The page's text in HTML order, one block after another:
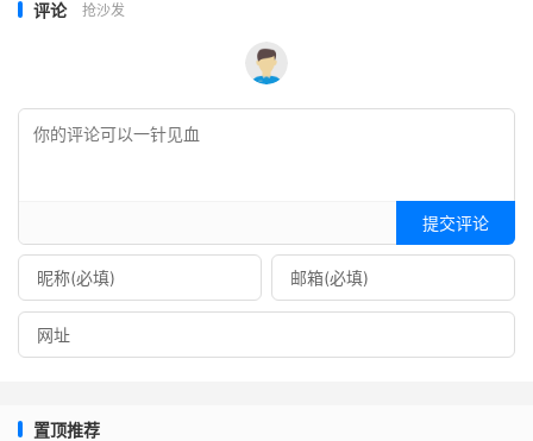
评论 抢沙发
提交评论
置顶推荐